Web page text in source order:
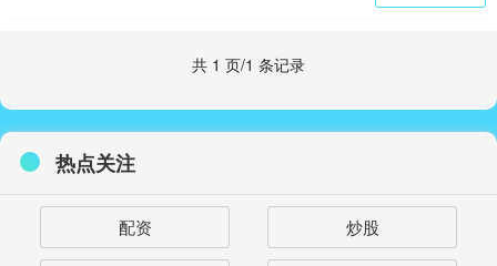
共 1 页/1 条记录
热点关注
配资 炒股